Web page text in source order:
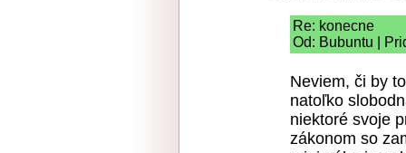
Re: konecne
Od: Bubuntu |
Neviem, či by
natoľko
niektoré svoje
zákonom so